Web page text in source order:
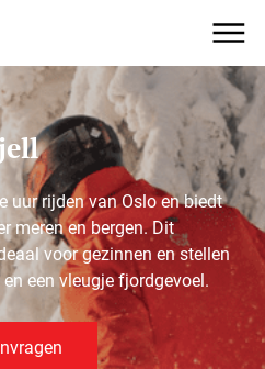
uur rijden van Oslo en biedt
meren en bergen. Dit
voor gezinnen en stellen
een vleugje fjordgevoel.